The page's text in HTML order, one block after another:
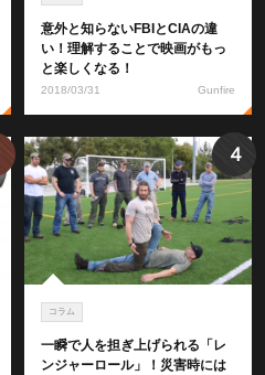
意外と知らないFBIとCIAの違
い！理解することで映画がもっ
と楽しくなる！
2018/03/31 Gunfire
コラム
一瞬で人を担ぎ上げられる「レ
ンジャーロール」！災害時には
4